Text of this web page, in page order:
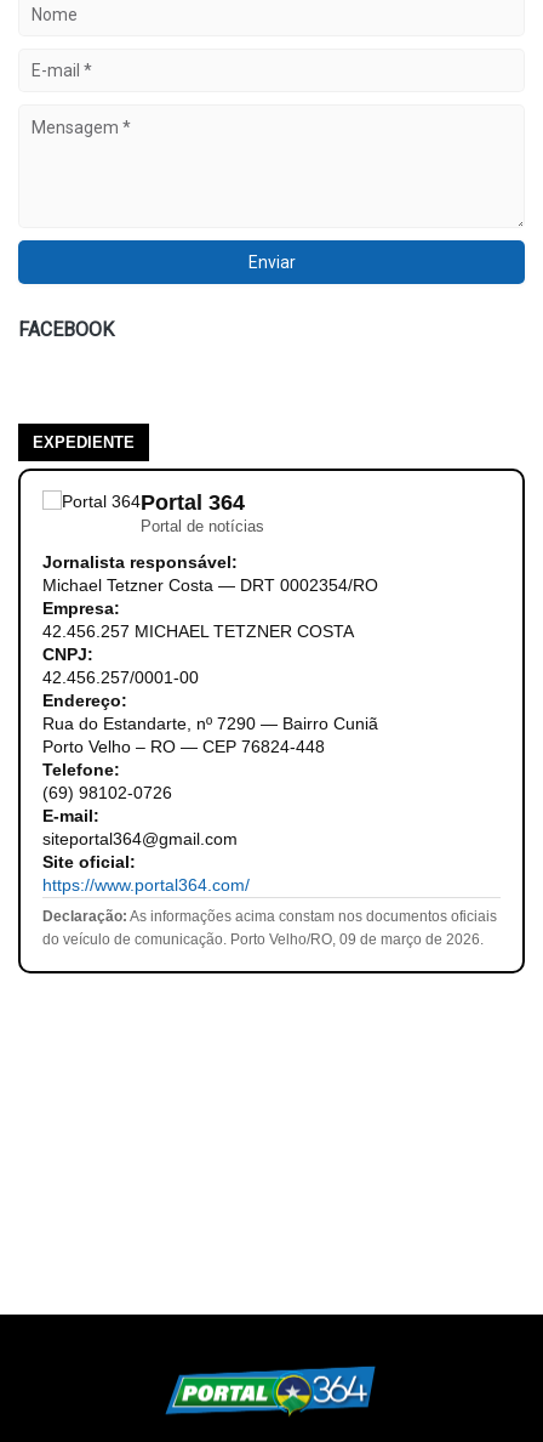
FACEBOOK
EXPEDIENTE
Portal 364
Portal de notícias
Jornalista responsável:
Michael Tetzner Costa — DRT 0002354/RO
Empresa:
42.456.257 MICHAEL TETZNER COSTA
CNPJ:
42.456.257/0001-00
Endereço:
Rua do Estandarte, nº 7290 — Bairro Cuniã
Porto Velho – RO — CEP 76824-448
Telefone:
(69) 98102-0726
E-mail:
siteportal364@gmail.com
Site oficial:
https://www.portal364.com/
Declaração: As informações acima constam nos documentos oficiais
do veículo de comunicação. Porto Velho/RO, 09 de março de 2026.